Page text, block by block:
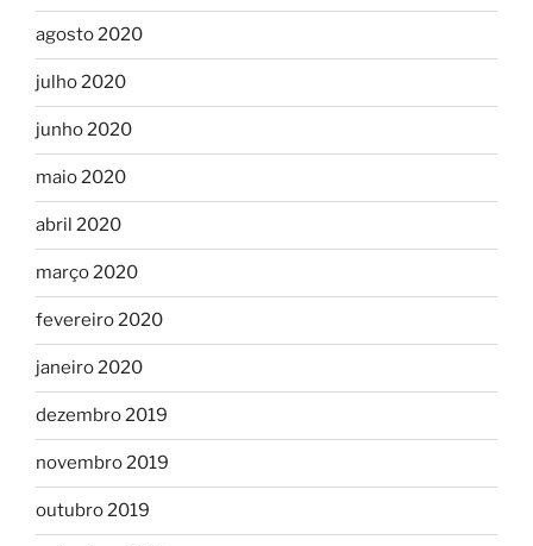
agosto 2020
julho 2020
junho 2020
maio 2020
abril 2020
março 2020
fevereiro 2020
janeiro 2020
dezembro 2019
novembro 2019
outubro 2019